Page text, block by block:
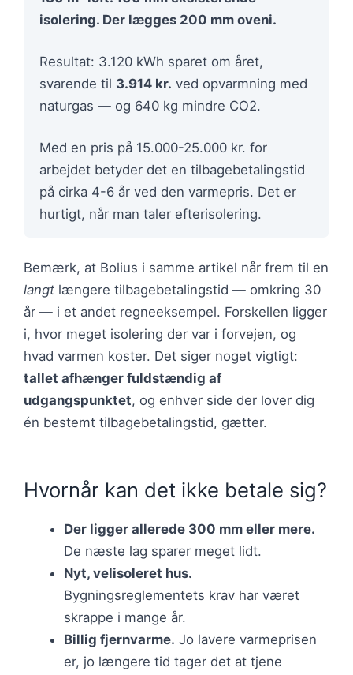
isolering. Der lægges 200 mm oveni.
Resultat: 3.120 kWh sparet om året,
svarende til 3.914 kr. ved opvarmning med
naturgas — og 640 kg mindre CO2.
Med en pris på 15.000-25.000 kr. for
arbejdet betyder det en tilbagebetalingstid
på cirka 4-6 år ved den varmepris. Det er
hurtigt, når man taler efterisolering.
Bemærk, at Bolius i samme artikel når frem til en
langt længere tilbagebetalingstid — omkring 30
år — i et andet regneeksempel. Forskellen ligger
i, hvor meget isolering der var i forvejen, og
hvad varmen koster. Det siger noget vigtigt:
tallet afhænger fuldstændig af
udgangspunktet, og enhver side der lover dig
én bestemt tilbagebetalingstid, gætter.
Hvornår kan det ikke betale sig?
Der ligger allerede 300 mm eller mere.
De næste lag sparer meget lidt.
Nyt, velisoleret hus.
Bygningsreglementets krav har været
skrappe i mange år.
Billig fjernvarme. Jo lavere varmeprisen
er, jo længere tid tager det at tjene